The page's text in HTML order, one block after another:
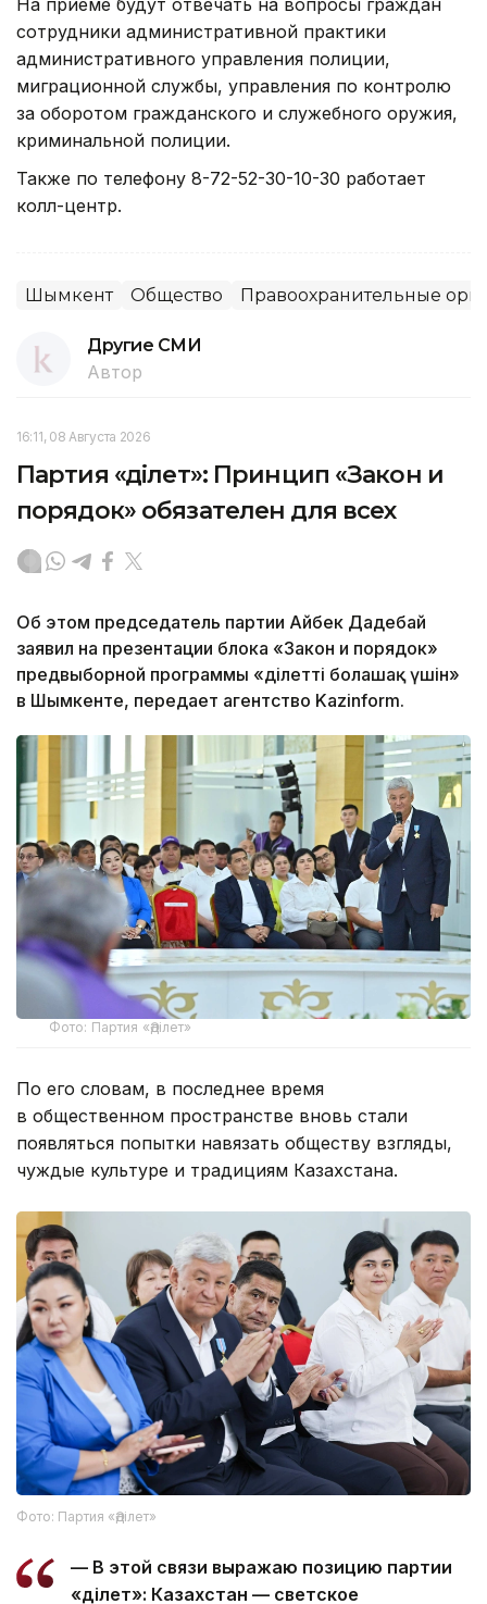
сотрудники административной практики
административного управления полиции,
миграционной службы, управления по контролю
за оборотом гражданского и служебного оружия,
криминальной полиции.
Также по телефону 8-72-52-30-10-30 работает
колл-центр.
Шымкент Общество Правоохранительные
Другие СМИ
Автор
16:11, 08 Августа 2026
Партия «Әділет»: Принцип «Закон и
порядок» обязателен для всех
Об этом председатель партии Айбек Дадебай
заявил на презентации блока «Закон и порядок»
предвыборной программы «Әділетті болашақ үшін»
в Шымкенте, передает агентство Kazinform.
Фото: Партия «Әділет»
По его словам, в последнее время
в общественном пространстве вновь стали
появляться попытки навязать обществу взгляды,
чуждые культуре и традициям Казахстана.
Фото: Партия «Әділет»
— В этой связи выражаю позицию партии
«Әділет»: Казахстан — светское